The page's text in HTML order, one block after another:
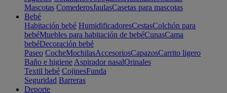
Mascotas ComederosJaulasCasetas para mascotas
Bebé
Habitación bebé HumidificadoresCestasColchón para
bebéMuebles para habitación de bebéCunasCama
bebéDecoración bebé
Paseo CocheMochilasAccesoriosCapazosCarrito ligero
Baño e higiene Aspirador nasalOrinales
Textil bebé CojinesFunda
Seguridad Barreras
Deporte